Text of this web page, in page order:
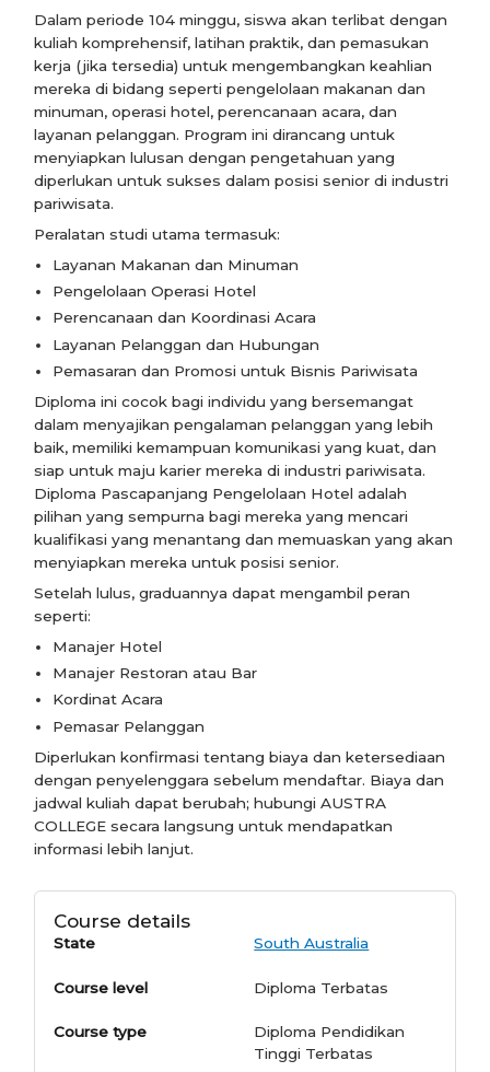
Dalam periode 104 minggu, siswa akan terlibat dengan
kuliah komprehensif, latihan praktik, dan pemasukan
kerja (jika tersedia) untuk mengembangkan keahlian
mereka di bidang seperti pengelolaan makanan dan
minuman, operasi hotel, perencanaan acara, dan
layanan pelanggan. Program ini dirancang untuk
menyiapkan lulusan dengan pengetahuan yang
diperlukan untuk sukses dalam posisi senior di industri
pariwisata.
Peralatan studi utama termasuk:
Layanan Makanan dan Minuman
Pengelolaan Operasi Hotel
Perencanaan dan Koordinasi Acara
Layanan Pelanggan dan Hubungan
Pemasaran dan Promosi untuk Bisnis Pariwisata
Diploma ini cocok bagi individu yang bersemangat
dalam menyajikan pengalaman pelanggan yang lebih
baik, memiliki kemampuan komunikasi yang kuat, dan
siap untuk maju karier mereka di industri pariwisata.
Diploma Pascapanjang Pengelolaan Hotel adalah
pilihan yang sempurna bagi mereka yang mencari
kualifikasi yang menantang dan memuaskan yang akan
menyiapkan mereka untuk posisi senior.
Setelah lulus, graduannya dapat mengambil peran
seperti:
Manajer Hotel
Manajer Restoran atau Bar
Kordinat Acara
Pemasar Pelanggan
Diperlukan konfirmasi tentang biaya dan ketersediaan
dengan penyelenggara sebelum mendaftar. Biaya dan
jadwal kuliah dapat berubah; hubungi AUSTRA
COLLEGE secara langsung untuk mendapatkan
informasi lebih lanjut.
Course details
State South Australia
Course level Diploma Terbatas
Course type
Diploma Pendidikan
Tinggi Terbatas